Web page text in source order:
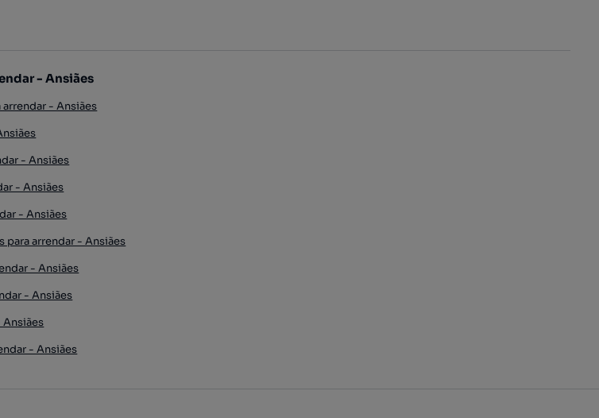
- Ansiães
- Ansiães
- Ansiães
- Ansiães
- Ansiães
para arrendar - Ansiães
- Ansiães
- Ansiães
Ansiães
- Ansiães